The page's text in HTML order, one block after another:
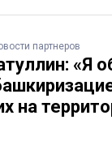
партнеров
«Я
на